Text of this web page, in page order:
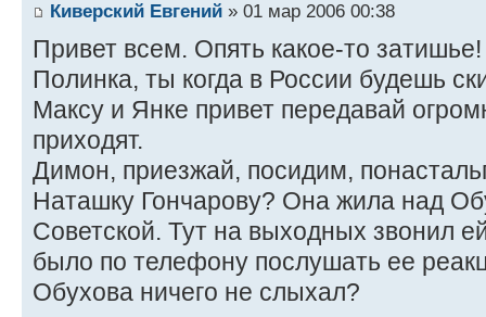
Киверский Евгений » 01 мар 2006 00:38
Привет всем. Опять какое-то затишье!
Полинка, ты когда в России будешь
Максу и Янке привет передавай
приходят.
Димон, приезжай, посидим,
Наташку Гончарову? Она жила над
Советской. Тут на выходных звонил
было по телефону послушать ее
Обухова ничего не слыхал?